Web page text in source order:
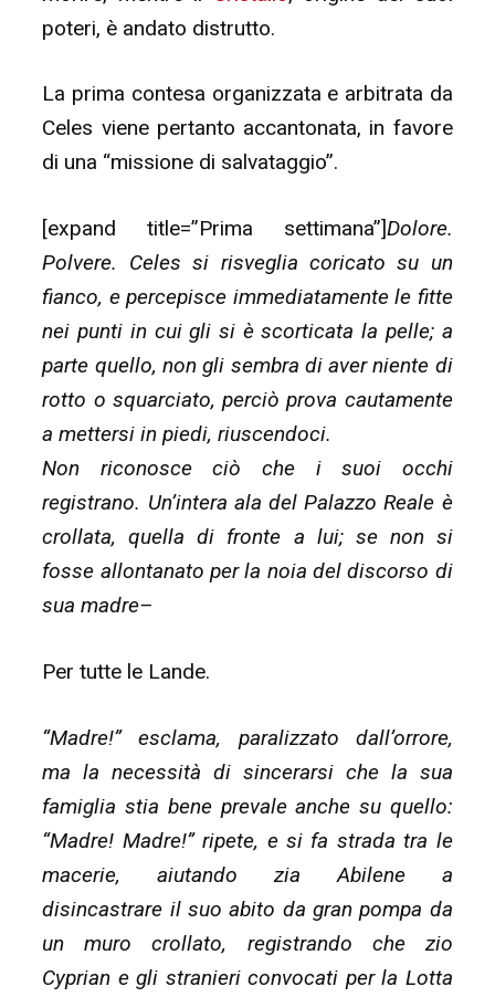
poteri, è andato distrutto.
La prima contesa organizzata e arbitrata da
Celes viene pertanto accantonata, in favore
di una “missione di salvataggio”.
[expand title=”Prima settimana”]Dolore.
Polvere. Celes si risveglia coricato su un
fianco, e percepisce immediatamente le fitte
nei punti in cui gli si è scorticata la pelle; a
parte quello, non gli sembra di aver niente di
rotto o squarciato, perciò prova cautamente
a mettersi in piedi, riuscendoci.
Non riconosce ciò che i suoi occhi
registrano. Un’intera ala del Palazzo Reale è
crollata, quella di fronte a lui; se non si
fosse allontanato per la noia del discorso di
sua madre–
Per tutte le Lande.
“Madre!” esclama, paralizzato dall’orrore,
ma la necessità di sincerarsi che la sua
famiglia stia bene prevale anche su quello:
“Madre! Madre!” ripete, e si fa strada tra le
macerie, aiutando zia Abilene a
disincastrare il suo abito da gran pompa da
un muro crollato, registrando che zio
Cyprian e gli stranieri convocati per la Lotta